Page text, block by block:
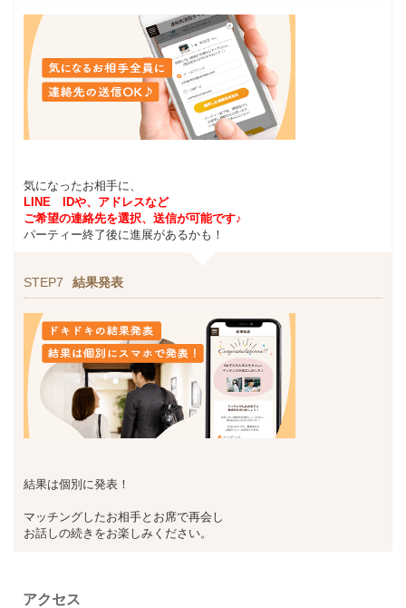
気になったお相手に、
LINE IDや、アドレスなど
ご希望の連絡先を選択、送信が可能です♪
パーティー終了後に進展があるかも！
STEP7 結果発表
結果は個別に発表！
マッチングしたお相手とお席で再会し
お話しの続きをお楽しみください。
アクセス